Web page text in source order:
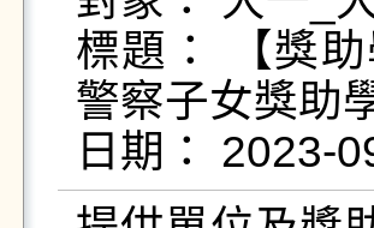
標題： 【獎
警察子女獎助